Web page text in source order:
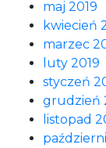
maj 2019
kwiecień
marzec
luty 2019
styczeń
grudzień
listopad